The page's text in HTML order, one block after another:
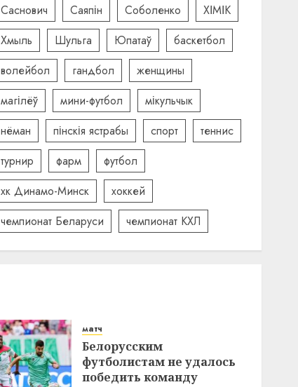
Саснович
Саяпін Соболенко
ХІМІК
Хмыль
Шульга Юпатаў
баскетбол
волейбол
гандбол
женщины
магілёў
мини-футбол
мікульчык
нёман
пінскія ястрабы спорт
теннис
турнир
фарм
футбол
хк Динамо-Минск
хоккей
чемпионат Беларуси
чемпионат КХЛ
матч
Белорусским
футболистам не удалось
победить команду